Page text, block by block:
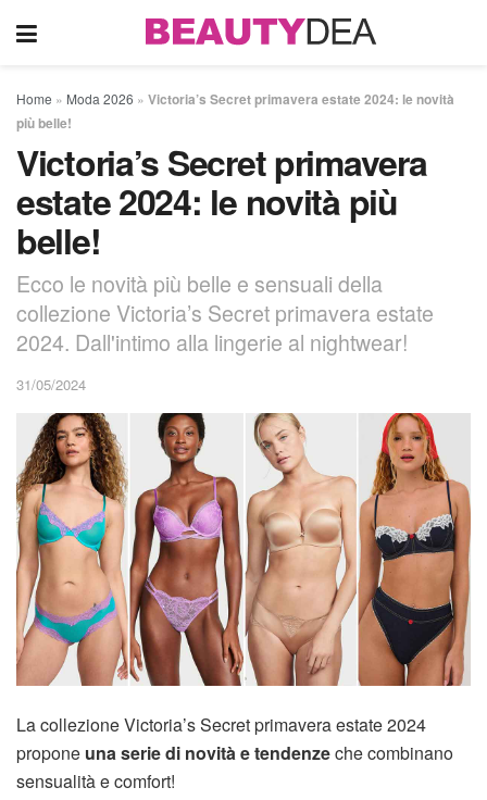
Home » Moda 2026 » Victoria’s Secret primavera estate 2024: le novità
più belle!
Victoria’s Secret primavera
estate 2024: le novità più
belle!
Ecco le novità più belle e sensuali della
collezione Victoria’s Secret primavera estate
2024. Dall'intimo alla lingerie al nightwear!
31/05/2024
La collezione Victoria’s Secret primavera estate 2024
propone una serie di novità e tendenzeche combinano
sensualità e comfort!